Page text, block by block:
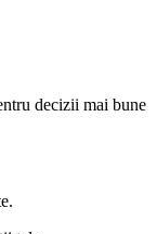
decizii mai bune